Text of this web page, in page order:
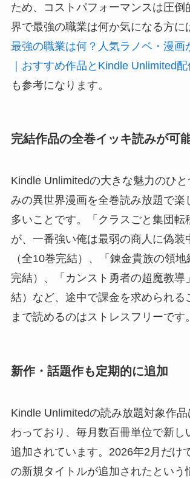
ため、コストパフォーマンスは圧倒
界で最強の職業は何か気になる方に
最強の職業は何？人気ラノベ・漫画
｜おすすめ作品とKindle Unlimited
も参考になります。
完結作品の全巻イッキ読みが可
Kindle Unlimitedの大きな魅力のひ
みの異世界漫画を全巻読み放題で楽
多いことです。「クラスごと集団転
が、一番強い俺は最弱の商人に偽装
（全10巻完結）、「錬金貴族の領
完結）、「カンスト勇者の超魔教導
結）など、途中で課金を求められる
まで読めるのはストレスフリーです。
新作・話題作も定期的に追加
Kindle Unlimitedの読み放題対象作
わっており、毎月数百冊単位で新し
追加されています。2026年2月だけ
の新規タイトルが追加されたという